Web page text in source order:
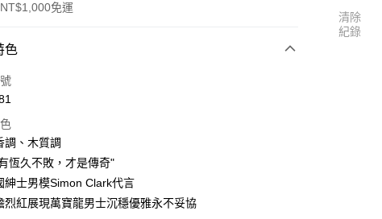
免運
式
次付款
式
全家取貨
，滿NT$1,000(含以上)免運費
色
調、木質調
恆久不敗，才是傳奇"
紳士男模Simon Clark代言
烈紅展現萬寶龍男士沉穩優雅永不妥協
清除
紀錄